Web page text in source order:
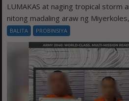
LUMAKAS at naging tropical storm
nitong madaling araw ng
BALITA PROBINSIYA